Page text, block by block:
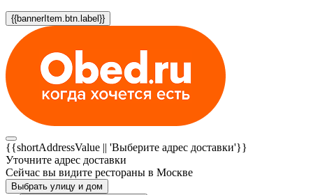
{{bannerItem.btn.label}}
{{shortAddressValue || 'Выберите адрес доставки'}}
Уточните адрес доставки
Сейчас вы видите рестораны в Москве
Выбрать улицу и дом